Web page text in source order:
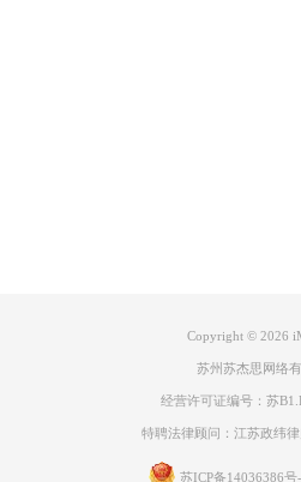
Copyright © 2026
苏州苏杰思网络
经营许可证编号：苏
特聘法律顾问：江苏政纬
苏ICP备14036386号